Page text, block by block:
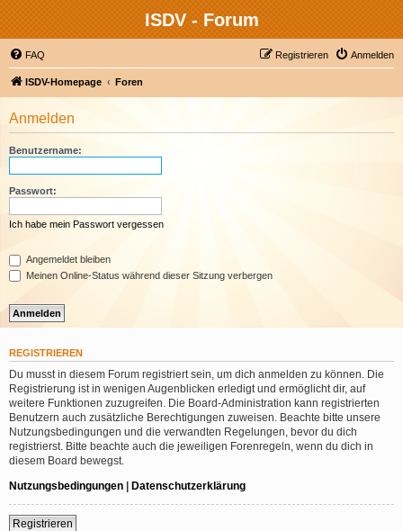
ISDV - Forum
FAQ Anmelden
Registrieren
ISDV-Homepage Foren
Anmelden
Benutzername:
Passwort:
Ich habe mein Passwort vergessen
Angemeldet bleiben
Meinen Online-Status während dieser Sitzung verbergen
REGISTRIEREN
Du musst in diesem Forum registriert sein, um dich anmelden zu können. Die
Registrierung ist in wenigen Augenblicken erledigt und ermöglicht dir, auf
weitere Funktionen zuzugreifen. Die Board-Administration kann registrierten
Benutzern auch zusätzliche Berechtigungen zuweisen. Beachte bitte unsere
Nutzungsbedingungen und die verwandten Regelungen, bevor du dich
registrierst. Bitte beachte auch die jeweiligen Forenregeln, wenn du dich in
diesem Board bewegst.
Nutzungsbedingungen | Datenschutzerklärung
Registrieren